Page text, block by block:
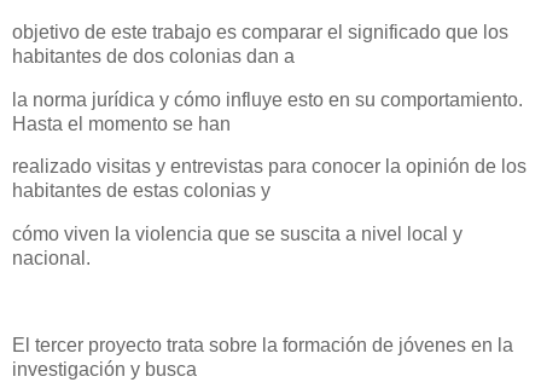
objetivo de este trabajo es comparar el significado que los
habitantes de dos colonias dan a
la norma jurídica y cómo influye esto en su comportamiento.
Hasta el momento se han
realizado visitas y entrevistas para conocer la opinión de los
habitantes de estas colonias y
cómo viven la violencia que se suscita a nivel local y
nacional.
El tercer proyecto trata sobre la formación de jóvenes en la
investigación y busca